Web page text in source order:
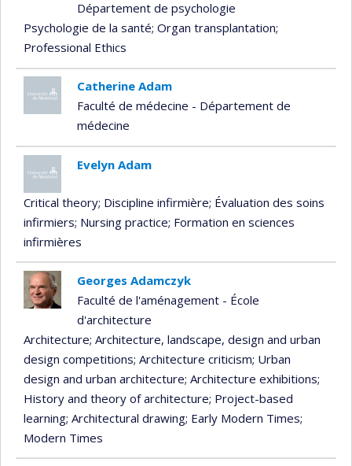
Département de psychologie
Psychologie de la santé; Organ transplantation;
Professional Ethics
Catherine Adam
Faculté de médecine - Département de
médecine
Evelyn Adam
Critical theory; Discipline infirmière; Évaluation des soins
infirmiers; Nursing practice; Formation en sciences
infirmières
Georges Adamczyk
Faculté de l'aménagement - École
d'architecture
Architecture; Architecture, landscape, design and urban
design competitions; Architecture criticism; Urban
design and urban architecture; Architecture exhibitions;
History and theory of architecture; Project-based
learning; Architectural drawing; Early Modern Times;
Modern Times